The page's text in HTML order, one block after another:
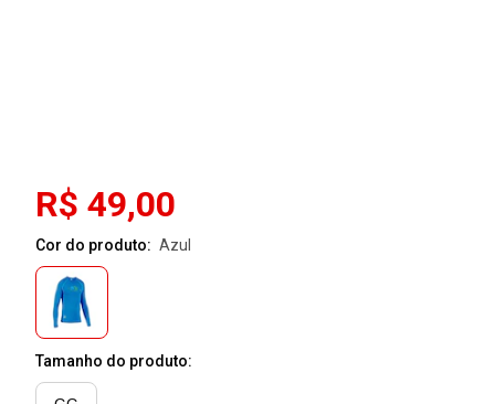
R$ 49,00
Cor do produto: azul
Tamanho do produto: